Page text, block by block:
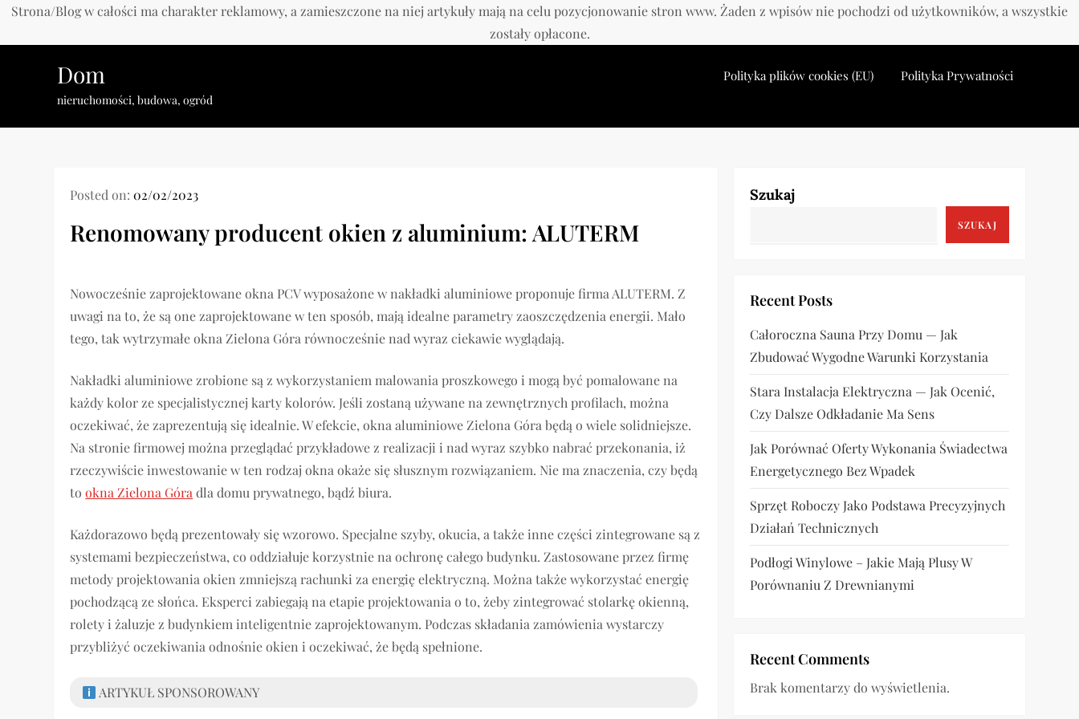
Strona/Blog w całości ma charakter reklamowy, a zamieszczone na niej artykuły mają na celu pozycjonowanie stron www. Żaden z wpisów nie pochodzi od użytkowników, a wszystkie
zostały opłacone.
Dom
nieruchomości, budowa, ogród
Polityka plików cookies (EU) Polityka Prywatności
Posted on:02/02/2023
Renomowany producent okien z aluminium: ALUTERM
Nowocześnie zaprojektowane okna PCV wyposażone w nakładki aluminiowe proponuje firma ALUTERM. Z
uwagi na to, że są one zaprojektowane w ten sposób, mają idealne parametry zaoszczędzenia energii. Mało
tego, tak wytrzymałe okna Zielona Góra równocześnie nad wyraz ciekawie wyglądają.
Nakładki aluminiowe zrobione są z wykorzystaniem malowania proszkowego i mogą być pomalowane na
każdy kolor ze specjalistycznej karty kolorów. Jeśli zostaną używane na zewnętrznych profilach, można
oczekiwać, że zaprezentują się idealnie. W efekcie, okna aluminiowe Zielona Góra będą o wiele solidniejsze.
Na stronie firmowej można przeglądać przykładowe z realizacji i nad wyraz szybko nabrać przekonania, iż
rzeczywiście inwestowanie w ten rodzaj okna okaże się słusznym rozwiązaniem. Nie ma znaczenia, czy będą
tookna Zielona Góra dla domu prywatnego, bądź biura.
Każdorazowo będą prezentowały się wzorowo. Specjalne szyby, okucia, a także inne części zintegrowane są z
systemami bezpieczeństwa, co oddziałuje korzystnie na ochronę całego budynku. Zastosowane przez firmę
metody projektowania okien zmniejszą rachunki za energię elektryczną. Można także wykorzystać energię
pochodzącą ze słońca. Eksperci zabiegają na etapie projektowania o to, żeby zintegrować stolarkę okienną,
rolety i żaluzje z budynkiem inteligentnie zaprojektowanym. Podczas składania zamówienia wystarczy
przybliżyć oczekiwania odnośnie okien i oczekiwać, że będą spełnione.
ARTYKUŁ SPONSOROWANY
Szukaj
SZUKAJ
Recent Posts
Całoroczna Sauna Przy Domu — Jak
Zbudować Wygodne Warunki Korzystania
Stara Instalacja Elektryczna — Jak Ocenić,
Czy Dalsze Odkładanie Ma Sens
Jak Porównać Oferty Wykonania Świadectwa
Energetycznego Bez Wpadek
Sprzęt Roboczy Jako Podstawa Precyzyjnych
Działań Technicznych
Podłogi Winylowe – Jakie Mają Plusy W
Porównaniu Z Drewnianymi
Recent Comments
Brak komentarzy do wyświetlenia.